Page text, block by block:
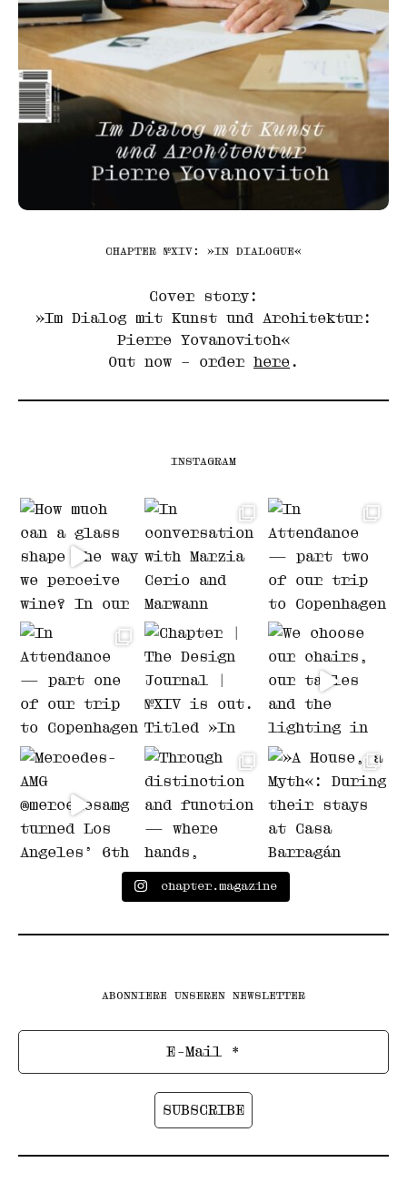
CHAPTER №XIV: »IN DIALOGUE«
Cover story:
»Im Dialog mit Kunst und Architektur:
Pierre Yovanovitch«
Out now – order here .
INSTAGRAM
chapter.magazine
ABONNIERE UNSEREN NEWSLETTER